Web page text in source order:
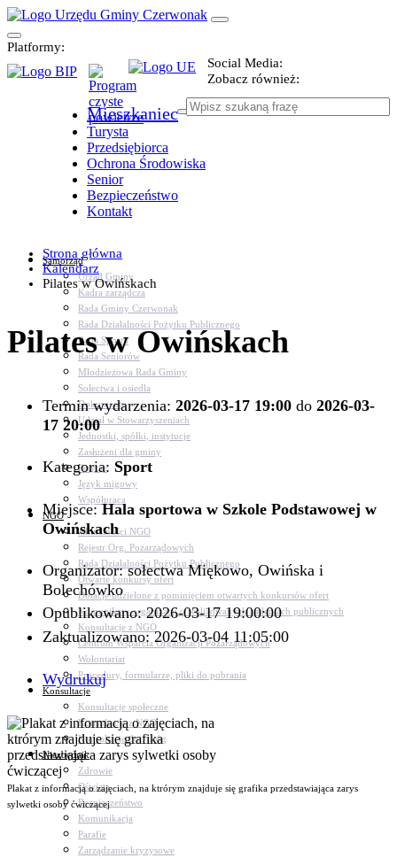
Platformy:
Social Media:
Zobacz również:
Mieszkaniec
Turysta
Przedsiębiorca
Ochrona Środowiska
Senior
Bezpieczeństwo
Kontakt
Samorząd
Urząd Gminy
Kadra zarządcza
Rada Gminy Czerwonak
Rada Działalności Pożytku Publicznego
Rada Sportu
Rada Seniorów
Młodzieżowa Rada Gminy
Sołectwa i osiedla
Dokumenty
Udział w Stowarzyszeniach
Jednostki, spółki, instytucje
Zasłużeni dla gminy
Petycje
Język migowy
Współpraca
NGO
Aktualności NGO
Rejestr Org. Pozarządowych
Rada Działalności Pożytku Publicznego
Otwarte konkursy ofert
Dotacje udzielone z pominięciem otwartych konkursów ofert
Komunikaty organizacji o realizowanych zadaniach publicznych
Konsultacje z NGO
Centrum Wsparcia Organizacji Pozarządowych
Wolontariat
Procedury, formularze, pliki do pobrania
Konsultacje
Konsultacje społeczne
Konsultacje z NGO
Konsultacje dot. dróg
Niezbędnik
Zdrowie
Oświata
Bezpieczeństwo
Komunikacja
Parafie
Zarządzanie kryzysowe
Strona główna
Kalendarz
Pilates w Owińskach
Pilates w Owińskach
Termin wydarzenia: 2026-03-17 19:00 do 2026-03-
17 20:00
Kategoria: Sport
Miejsce:Hala sportowa w Szkole Podstawowej w
Owińskach
Organizator: sołectwa Miękowo, Owińska i
Bolechówko
Opublikowano: 2026-03-17 19:00:00
Zaktualizowano: 2026-03-04 11:05:00
Wydrukuj
Plakat z informacją o zajęciach, na ktrórym znajduje się grafika przedstawiająca zarys
sylwetki osoby ćwiczącej